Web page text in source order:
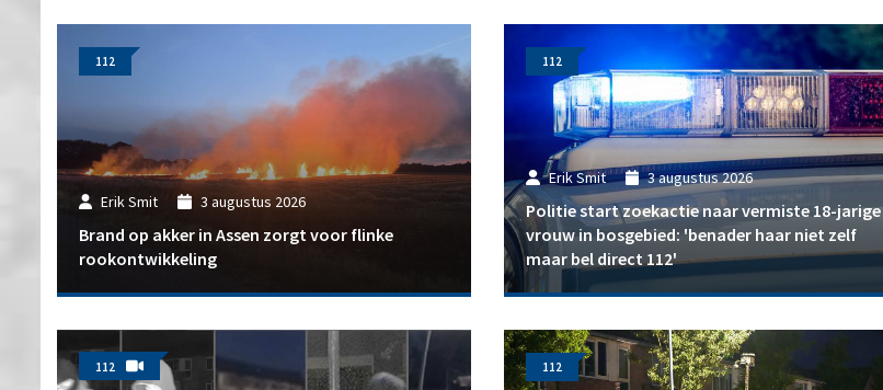
Erik Smit 3 augustus 2026
Brand op akker in Assen zorgt voor flinke
rookontwikkeling
112
Erik Smit 3 augustus 2026
Politie start zoekactie naar vermiste 18-jarige
vrouw in bosgebied: 'benader haar niet zelf
maar bel direct 112'
112
112 112